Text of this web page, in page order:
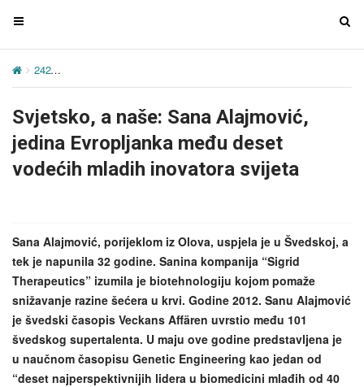
T
g
e
n
a
v
a
i
n
T
o
242
Svjetsko, a naše: Sana Alajmović,
jedina Evropljanka među deset
vodećih mladih inovatora svijeta
Sana Alajmović, porijeklom iz Olova, uspjela je u Švedskoj, a
tek je napunila 32 godine. Sanina kompanija “Sigrid
Therapeutics” izumila je biotehnologiju kojom pomaže
snižavanje razine šećera u krvi. Godine 2012. Sanu Alajmović
je švedski časopis Veckans Affären uvrstio među 101
švedskog supertalenta. U maju ove godine predstavljena je
u naučnom časopisu Genetic Engineering kao jedan od
“deset najperspektivnijih lidera u biomedicini mlađih od 40